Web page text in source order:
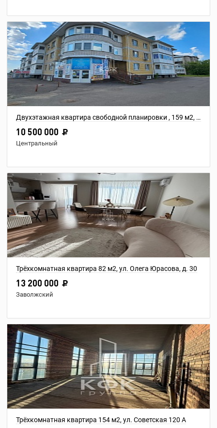
Двухэтажная квартира свободной планировки , 159 м2, ул. Индустриальная, 11А
10 500 000
Центральный
Трёхкомнатная квартира 82 м2, ул. Олега Юрасова, д. 30
13 200 000
Заволжский
Трёхкомнатная квартира 154 м2, ул. Советская 120 А